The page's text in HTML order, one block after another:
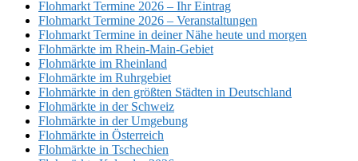
Flohmarkt Termine 2026 – Ihr Eintrag
Flohmarkt Termine 2026 – Veranstaltungen
Flohmarkt Termine in deiner Nähe heute und morgen
Flohmärkte im Rhein-Main-Gebiet
Flohmärkte im Rheinland
Flohmärkte im Ruhrgebiet
Flohmärkte in den größten Städten in Deutschland
Flohmärkte in der Schweiz
Flohmärkte in der Umgebung
Flohmärkte in Österreich
Flohmärkte in Tschechien